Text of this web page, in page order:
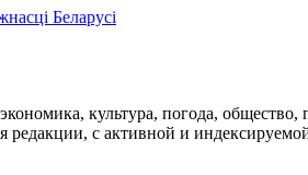
Беларусі
культура, погода, общество,
редакции, с активной и